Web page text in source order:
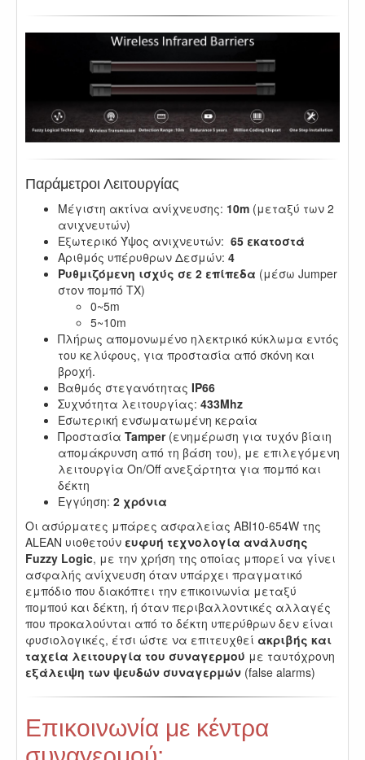
Παράμετροι Λειτουργίας
Μέγιστη ακτίνα ανίχνευσης: 10m (μεταξύ των 2
ανιχνευτών)
Εξωτερικό Ύψος ανιχνευτών: 65 εκατοστά
Αριθμός υπέρυθρων Δεσμών: 4
Ρυθμιζόμενη ισχύς σε 2 επίπεδα (μέσω Jumper
στον πομπό TX)
0~5m
5~10m
Πλήρως απομονωμένο ηλεκτρικό κύκλωμα εντός
του κελύφους, για προστασία από σκόνη και
βροχή.
Βαθμός στεγανότητας IP66
Συχνότητα λειτουργίας: 433Mhz
Εσωτερική ενσωματωμένη κεραία
Προστασία Tamper (ενημέρωση για τυχόν βίαιη
απομάκρυνση από τη βάση του), με επιλεγόμενη
λειτουργία On/Off ανεξάρτητα για πομπό και
δέκτη
Εγγύηση: 2 χρόνια
Οι ασύρματες μπάρες ασφαλείας ABI10-654W της
ALEAN υιοθετούν ευφυή τεχνολογία ανάλυσης
Fuzzy Logic, με την χρήση της οποίας μπορεί να γίνει
ασφαλής ανίχνευση όταν υπάρχει πραγματικό
εμπόδιο που διακόπτει την επικοινωνία μεταξύ
πομπού και δέκτη, ή όταν περιβαλλοντικές αλλαγές
που προκαλούνται από το δέκτη υπερύθρων δεν είναι
φυσιολογικές, έτσι ώστε να επιτευχθεί ακριβής και
ταχεία λειτουργία του συναγερμού με ταυτόχρονη
εξάλειψη των ψευδών συναγερμών (false alarms)
Επικοινωνία με κέντρα